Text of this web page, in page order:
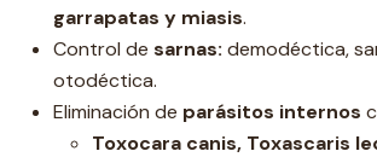
garrapatas y miasis.
Control de sarnas: demodéctica,
otodéctica.
Eliminación de parásitos internos
Toxocara canis, Toxascaris